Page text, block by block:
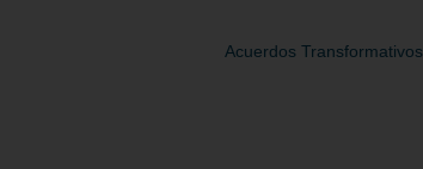
Acuerdos Transformativos